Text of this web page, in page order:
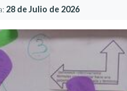
28 de Julio de 2026